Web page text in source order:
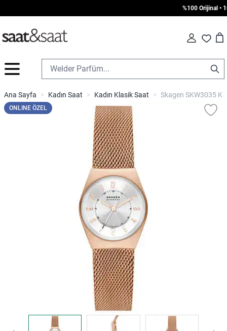
%100 Orijinal •
Fav Cart
İçeriğe geç
Ana Sayfa > Kadın Saat > Kadın Klasik Saat > Skagen SKW3035
ONLINE ÖZEL